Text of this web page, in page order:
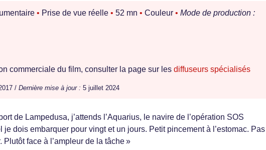
• Prise de vue réelle • 52 mn • Couleur • Mode de production :
commerciale du film, consulter la page sur les diffuseurs spécialisés
/ Dernière mise à jour : 5 juillet 2024
de Lampedusa, j’attends l’Aquarius, le navire de l’opération SOS
je dois embarquer pour vingt et un jours. Petit pincement à l’estomac. Pas
Plutôt face à l’ampleur de la tâche »